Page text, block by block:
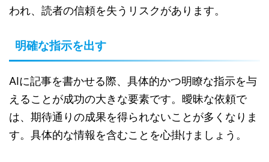
われ、読者の信頼を失うリスクがあります。
明確な指示を出す
AIに記事を書かせる際、具体的かつ明瞭な指示を与
えることが成功の大きな要素です。曖昧な依頼で
は、期待通りの成果を得られないことが多くなりま
す。具体的な情報を含むことを心掛けましょう。